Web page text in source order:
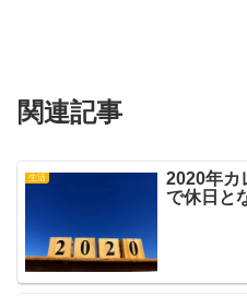
関連記事
生活
2020年カ
で休日と